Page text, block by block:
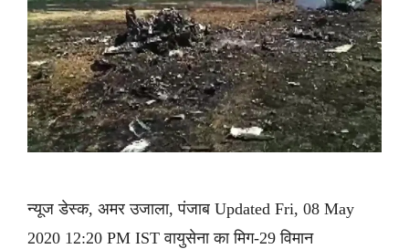
न्यूज डेस्क, अमर उजाला, पंजाब Updated Fri, 08 May
2020 12:20 PM IST वायुसेना का मिग-29 विमान